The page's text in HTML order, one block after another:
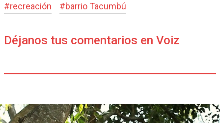
#recreación #barrio Tacumbú
Déjanos tus comentarios en Voiz